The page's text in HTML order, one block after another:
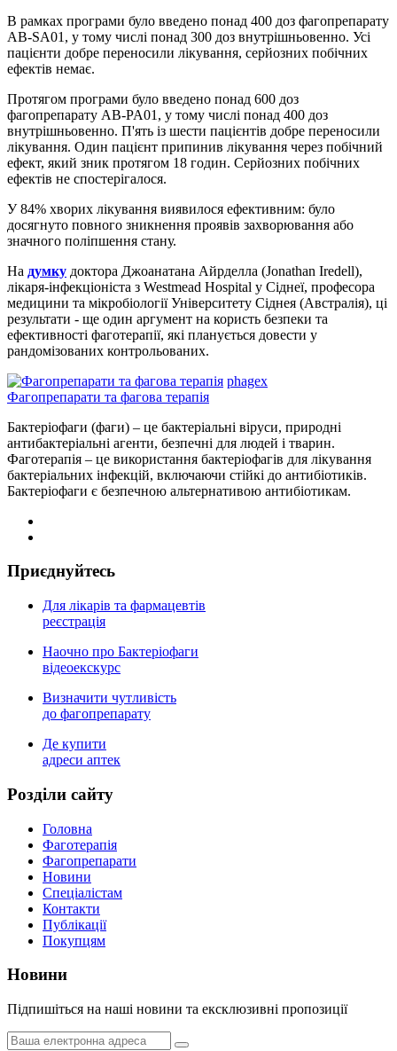
В рамках програми було введено понад 400 доз фагопрепарату
AB-SA01, у тому числі понад 300 доз внутрішньовенно. Усі
пацієнти добре переносили лікування, серйозних побічних
ефектів немає.
Протягом програми було введено понад 600 доз
фагопрепарату AB-PA01, у тому числі понад 400 доз
внутрішньовенно. П'ять із шести пацієнтів добре переносили
лікування. Один пацієнт припинив лікування через побічний
ефект, який зник протягом 18 годин. Серйозних побічних
ефектів не спостерігалося.
У 84% хворих лікування виявилося ефективним: було
досягнуто повного зникнення проявів захворювання або
значного поліпшення стану.
На думку доктора Джоанатана Айрделла (Jonathan Iredell),
лікаря-інфекціоніста з Westmead Hospital у Сіднеї, професора
медицини та мікробіології Університету Сіднея (Австралія), ці
результати - ще один аргумент на користь безпеки та
ефективності фаготерапії, які планується довести у
рандомізованих контрольованих.
phagex
Фагопрепарати та фагова терапія
Бактеріофаги (фаги) – це бактеріальні віруси, природні
антибактеріальні агенти, безпечні для людей і тварин.
Фаготерапія – це використання бактеріофагів для лікування
бактеріальних інфекцій, включаючи стійкі до антибіотиків.
Бактеріофаги є безпечною альтернативою антибіотикам.
Приєднуйтесь
Для лікарів та фармацевтів
реєстрація
Наочно про Бактеріофаги
відеоекскурс
Визначити чутливість
до фагопрепарату
Де купити
адреси аптек
Роздiли сайту
Головна
Фаготерапія
Фагопрепарати
Новини
Спеціалістам
Контакти
Публікації
Покупцям
Новини
Пiдпишiться на нашi новини та ексклюзивні пропозиції